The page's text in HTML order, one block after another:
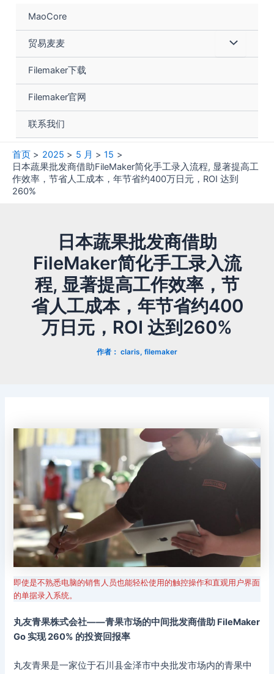
MaoCore
贸易麦麦 菜
Filemaker下载
Filemaker官网
联系我们
首页 2025 5 月
15
日本蔬果批发商借助FileMaker简化手工录入流程, 显著提高工
作效率，节省人工成本，年节省约400万日元，ROI 达到
260%
日本蔬果批发商借助
FileMaker简化手工录入流
程, 显著提高工作效率，节
省人工成本，年节省约400
万日元，ROI 达到260%
作者： claris, filemaker
即使是不熟悉电脑的销售人员也能轻松使用的触控操作和直观用户界面
的单据录入系统。
丸友青果株式会社——青果市场的中间批发商借助 FileMaker
Go 实现 260% 的投资回报率
丸友青果是一家位于石川县金泽市中央批发市场内的青果中